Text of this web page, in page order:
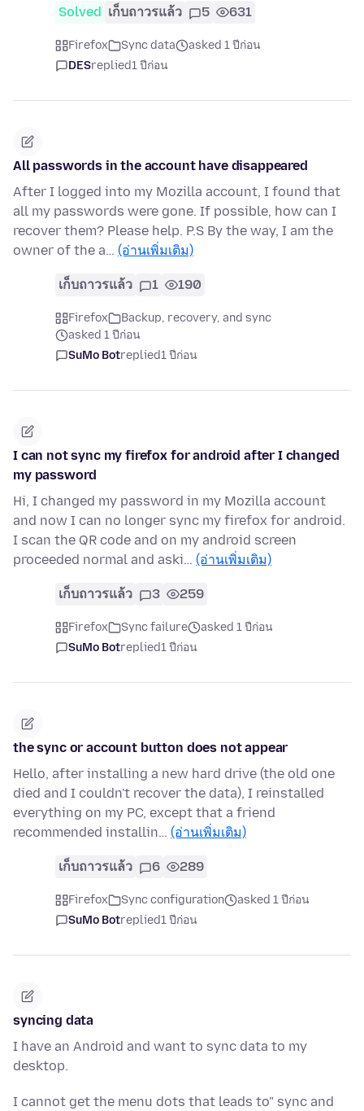
Solved เก็บถาวรแล้ว 5 631
Firefox Sync data
asked 1 ปีก่อน
DESreplied1 ปีก่อน
All passwords in the account have disappeared
After I logged into my Mozilla account, I found that
all my passwords were gone. If possible, how can I
recover them? Please help. P.S By the way, I am the
owner of the a… (อ่านเพิ่มเติม)
เก็บถาวรแล้ว 1 190
Firefox
Backup, recovery, and sync
asked 1 ปีก่อน
SuMo Botreplied1 ปีก่อน
I can not sync my firefox for android after I changed
my password
Hi, I changed my password in my Mozilla account
and now I can no longer sync my firefox for android.
I scan the QR code and on my android screen
proceeded normal and aski… (อ่านเพิ่มเติม)
เก็บถาวรแล้ว 3 259
Firefox Sync failure
asked 1 ปีก่อน
SuMo Botreplied1 ปีก่อน
the sync or account button does not appear
Hello, after installing a new hard drive (the old one
died and I couldn't recover the data), I reinstalled
everything on my PC, except that a friend
recommended installin… (อ่านเพิ่มเติม)
เก็บถาวรแล้ว 6 289
Firefox Sync configuration
asked 1 ปีก่อน
SuMo Botreplied1 ปีก่อน
syncing data
I have an Android and want to sync data to my
desktop.
I cannot get the menu dots that leads to" sync and